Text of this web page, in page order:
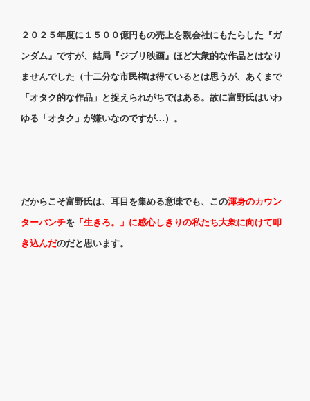
２０２５年度に１５００億円もの売上を親会社にもたらした『ガ
ンダム』ですが、結局『ジブリ映画』ほど大衆的な作品とはなり
ませんでした（十二分な市民権は得ているとは思うが、あくまで
「オタク的な作品」と捉えられがちではある。故に富野氏はいわ
ゆる「オタク」が嫌いなのですが…）。
だからこそ富野氏は、耳目を集める意味でも、この渾身のカウン
ターパンチを「生きろ。」に感心しきりの私たち大衆に向けて叩
き込んだのだと思います。